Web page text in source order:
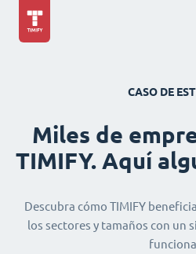
CASO DE
Miles de
TIMIFY. Aquí
Descubra cómo TIMIFY
los sectores y tamaños con un